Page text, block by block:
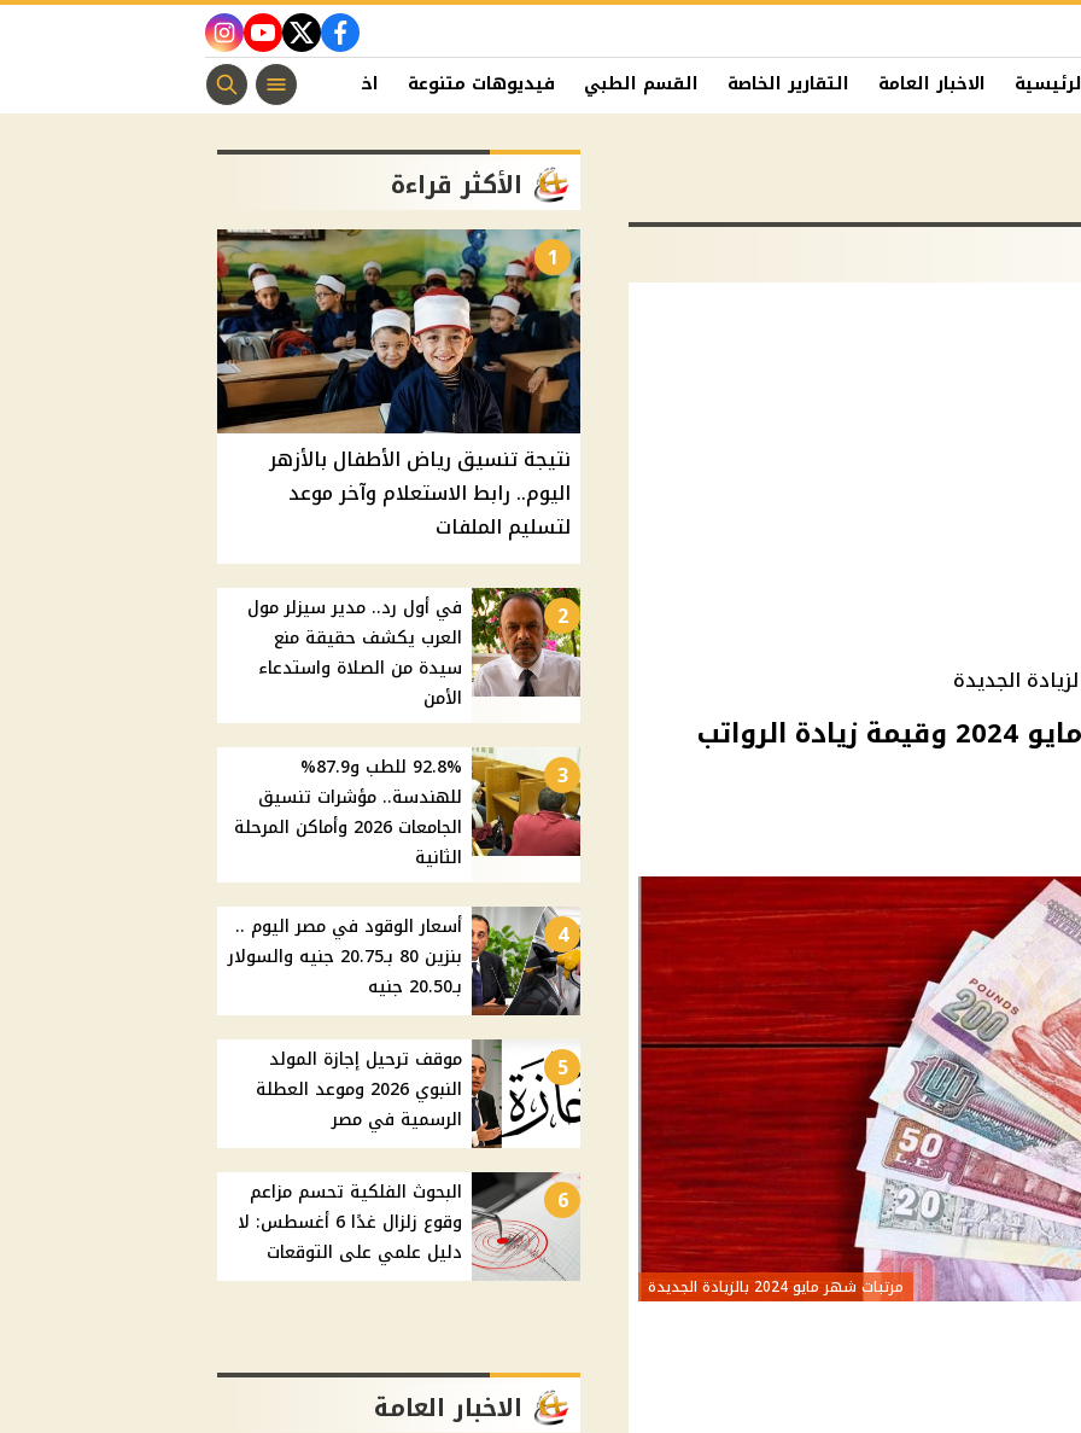
facebook
twitter
youtube
instagram
الاخبار العامة التقارير الخاصة القسم الطبي فيديوهات متنوعة اخبار الفن منوعات مسيحية
موعد صرف مرتبات شهر مايو 2024 وقيمة زيادة الرواتب
مرتبات شهر مايو 2024 بالزيادة الجديدة
الأكثر قراءة
1
نتيجة تنسيق رياض الأطفال بالأزهر
اليوم.. رابط الاستعلام وآخر موعد
لتسليم الملفات
2
في أول رد.. مدير سيزلر مول
العرب يكشف حقيقة منع
سيدة من الصلاة واستدعاء
الأمن
3
92.8% للطب و87.9%
للهندسة.. مؤشرات تنسيق
الجامعات 2026 وأماكن المرحلة
الثانية
4
أسعار الوقود في مصر اليوم ..
بنزين 80 بـ20.75 جنيه والسولار
بـ20.50 جنيه
5
موقف ترحيل إجازة المولد
النبوي 2026 وموعد العطلة
الرسمية في مصر
6
البحوث الفلكية تحسم مزاعم
وقوع زلزال غدًا 6 أغسطس: لا
دليل علمي على التوقعات
الاخبار العامة